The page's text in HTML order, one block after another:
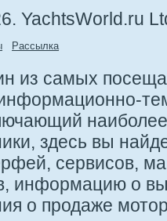
YachtsWorld.ru
Рассылка
из самых
здесь вы
сервисов,
информацию о
о продаже